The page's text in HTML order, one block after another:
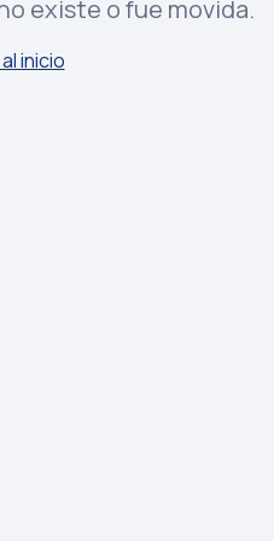
existe o fue movida.
inicio